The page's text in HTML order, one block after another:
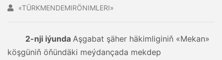
«TÜRKMENDEMIRÖNIMLERI»
2-nji iýunda Aşgabat şäher häkimliginiň «Mekan»
köşgüniň öňündäki meýdançada mekdep